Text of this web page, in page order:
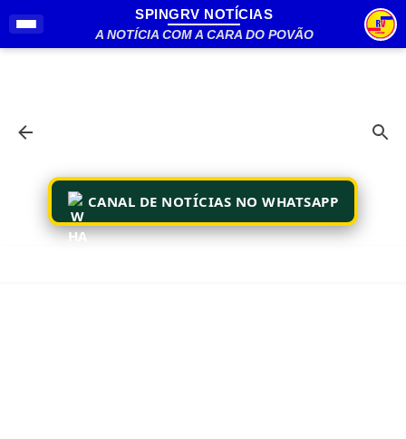
Pular para o conteúdo principal
SPINGRV NOTÍCIAS
A NOTÍCIA COM A CARA DO POVÃO
CANAL DE NOTÍCIAS NO WHATSAPP